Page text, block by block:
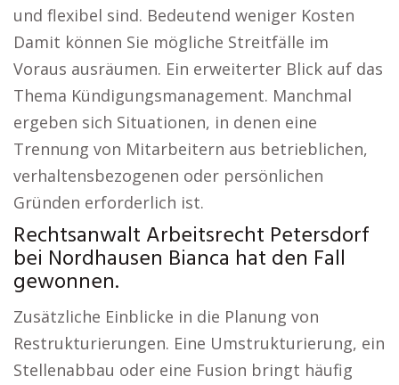
und flexibel sind. Bedeutend weniger Kosten
Damit können Sie mögliche Streitfälle im
Voraus ausräumen. Ein erweiterter Blick auf das
Thema Kündigungsmanagement. Manchmal
ergeben sich Situationen, in denen eine
Trennung von Mitarbeitern aus betrieblichen,
verhaltensbezogenen oder persönlichen
Gründen erforderlich ist.
Rechtsanwalt Arbeitsrecht Petersdorf
bei Nordhausen Bianca hat den Fall
gewonnen.
Zusätzliche Einblicke in die Planung von
Restrukturierungen. Eine Umstrukturierung, ein
Stellenabbau oder eine Fusion bringt häufig